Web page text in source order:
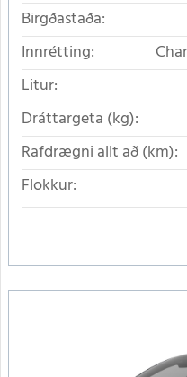
Birgðastaða:
Innrétting:
Litur:
Dráttargeta (kg):
Rafdrægni allt að (km):
Flokkur: